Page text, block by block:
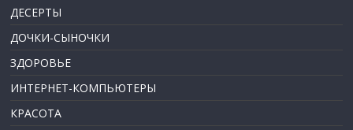
ДЕСЕРТЫ
ДОЧКИ-СЫНОЧКИ
ЗДОРОВЬЕ
ИНТЕРНЕТ-КОМПЬЮТЕРЫ
КРАСОТА